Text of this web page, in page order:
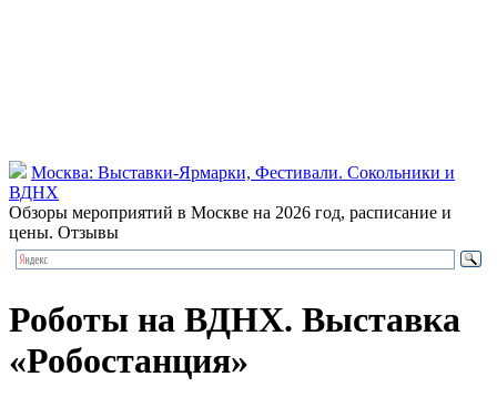
Москва: Выставки-Ярмарки, Фестивали. Сокольники и
ВДНХ
Обзоры мероприятий в Москве на 2026 год, расписание и
цены. Отзывы
Роботы на ВДНХ. Выставка
«Робостанция»